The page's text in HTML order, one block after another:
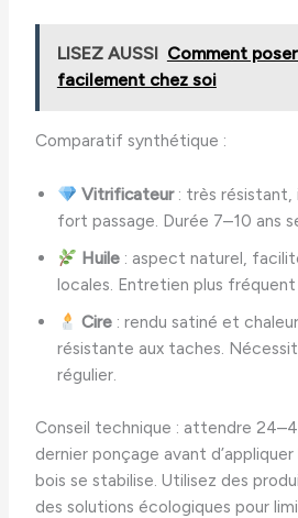
LISEZ AUSSI Comment
facilement chez soi
Comparatif synthétique :
Vitrificateur: très résistant,
fort passage. Durée 7–10 ans
Huile : aspect naturel,
locales. Entretien plus fréquent
Cire : rendu satiné et
résistante aux taches.
régulier.
Conseil technique : attendre
dernier ponçage avant
bois se stabilise. Utilisez des
des solutions écologiques pour